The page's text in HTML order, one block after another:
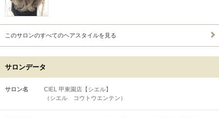
このサロンのすべてのヘアスタイルを見る
サロンデータ
サロン名
CIEL 甲東園店【シエル】
（シエル コウトウエンテン）